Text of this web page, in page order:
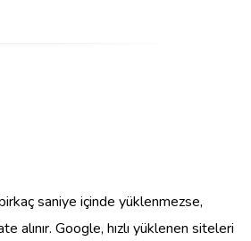
saniye içinde yüklenmezse,
alınır. Google, hızlı yüklenen siteleri